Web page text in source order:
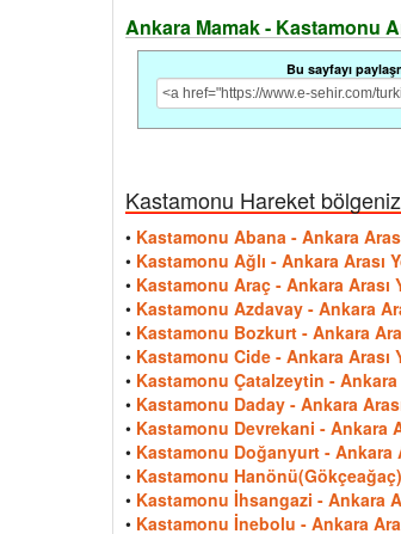
Ankara Mamak - Kastamonu
Bu sayfayı
Kastamonu Hareket
• Kastamonu Abana - Ankara
• Kastamonu Ağlı - Ankara Arası
• Kastamonu Araç - Ankara Arası
• Kastamonu Azdavay - Ankara
• Kastamonu Bozkurt - Ankara
• Kastamonu Cide - Ankara Arası
• Kastamonu Çatalzeytin - Ankara
• Kastamonu Daday - Ankara
• Kastamonu Devrekani - Ankara
• Kastamonu Doğanyurt - Ankara
• Kastamonu
• Kastamonu İhsangazi - Ankara
• Kastamonu İnebolu - Ankara